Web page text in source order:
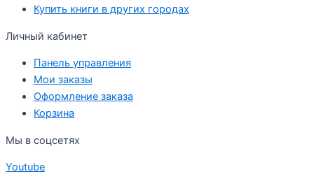
Купить книги в других городах
Личный кабинет
Панель управления
Мои заказы
Оформление заказа
Корзина
Мы в соцсетях
Youtube